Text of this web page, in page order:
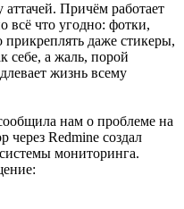
Причём работает
всё что угодно: фотки,
даже стикеры,
себе, а жаль, порой
жизнь всему
нам о проблеме на
через Redmine создал
мониторинга.